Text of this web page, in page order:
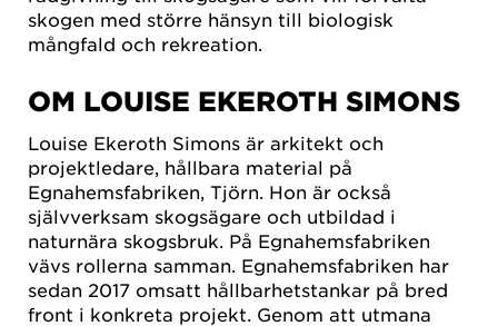
skogen med större hänsyn till biologisk
mångfald och rekreation.
OM LOUISE EKEROTH SIMONS
Louise Ekeroth Simons är arkitekt och
projektledare, hållbara material på
Egnahemsfabriken, Tjörn. Hon är också
självverksam skogsägare och utbildad i
naturnära skogsbruk. På Egnahemsfabriken
vävs rollerna samman. Egnahemsfabriken har
sedan 2017 omsatt hållbarhetstankar på bred
front i konkreta projekt. Genom att utmana